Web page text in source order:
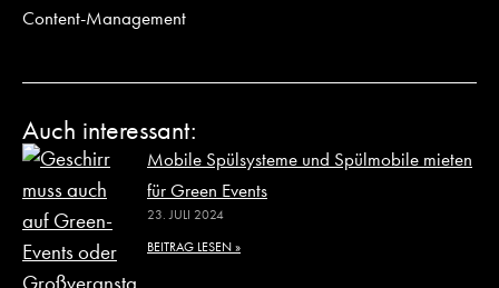
Content-Management
Auch interessant:
Mobile Spülsysteme und Spülmobile mieten
für Green Events
23. JULI 2024
BEITRAG LESEN »